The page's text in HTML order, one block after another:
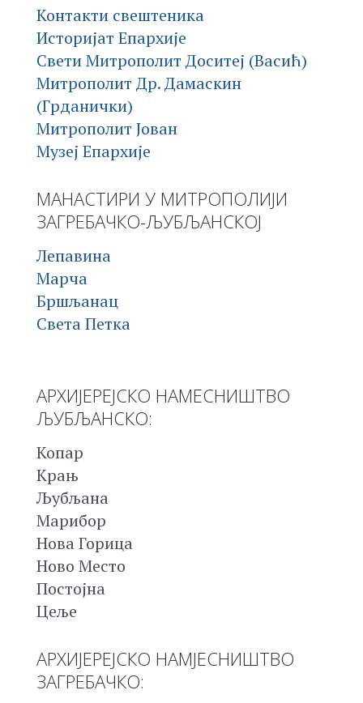
Контакти свештеника
Историјат Епархије
Свети Митрополит Доситеј (Васић)
Митрополит Др. Дамаскин
(Грданички)
Митрополит Јован
Музеј Епархије
МАНАСТИРИ У МИТРОПОЛИЈИ
ЗАГРЕБАЧКО-ЉУБЉАНСКОЈ
Лепавина
Марча
Бршљанац
Света Петка
АРХИЈЕРЕЈСКО НАМЕСНИШТВО
ЉУБЉАНСКО:
Копар
Крањ
Љубљана
Марибор
Нова Горица
Ново Место
Постојна
Цеље
АРХИЈЕРЕЈСКО НАМЈЕСНИШТВО
ЗАГРЕБАЧКО: